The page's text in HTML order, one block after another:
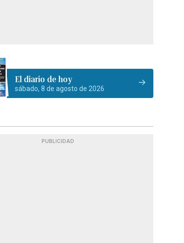
El diario de hoy
sábado, 8 de agosto de 2026
PUBLICIDAD